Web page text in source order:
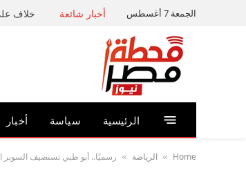
الجمعة 7 أغسطس أخبار شائعة خلاف
الرئيسية سياسة أخبار
Home
» الرياضة » رسميًا.. أبو ظبي تستضيف السوبر